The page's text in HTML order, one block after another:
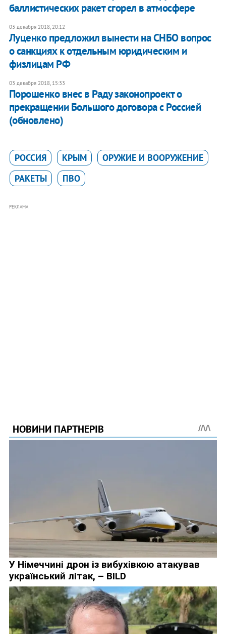
баллистических ракет сгорел в атмосфере
03 декабря 2018, 20:12
Луценко предложил вынести на СНБО вопрос
о санкциях к отдельным юридическим и
физлицам РФ
03 декабря 2018, 15:33
Порошенко внес в Раду законопроект о
прекращении Большого договора с Россией
(обновлено)
РОССИЯ КРЫМ
ОРУЖИЕ И ВООРУЖЕНИЕ
РАКЕТЫ
ПВО
РЕКЛАМА